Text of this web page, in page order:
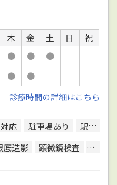
木 金 土 日
祝
● ● ● －
－
● ● － －
－
診療時間の詳細はこちら
応 駐車場あり
駅徒歩5分圏内
底造影 顕微鏡検査 光干